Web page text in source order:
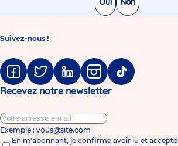
Suivez-nous !
Facebook
TwitterLinkedinInstagram
Tiktok
Recevez notre newsletter
Exemple : vous@site.com
En m'abonnant, je confirme avoir lu et accepté